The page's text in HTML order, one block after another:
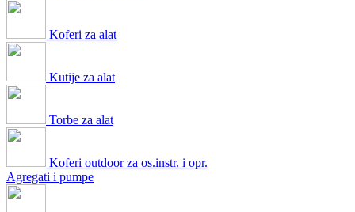
Koferi za alat
Kutije za alat
Torbe za alat
Koferi outdoor za os.instr. i opr.
Agregati i pumpe